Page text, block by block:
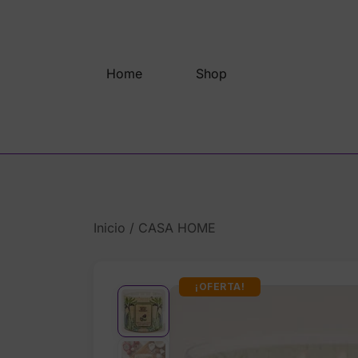
Home
Shop
Inicio / CASA HOME
¡OFERTA!